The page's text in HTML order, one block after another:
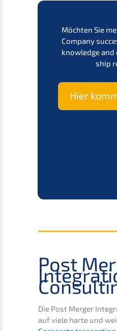
Möchten Sie
Compa­ny
knowledge
ship
Hier
Post
Die Post Merger
auf viele harte und